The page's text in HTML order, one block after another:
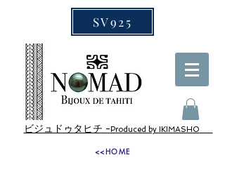
SV925
ビジュドゥタヒチ - Produced by IKIMASHO
<<HOME